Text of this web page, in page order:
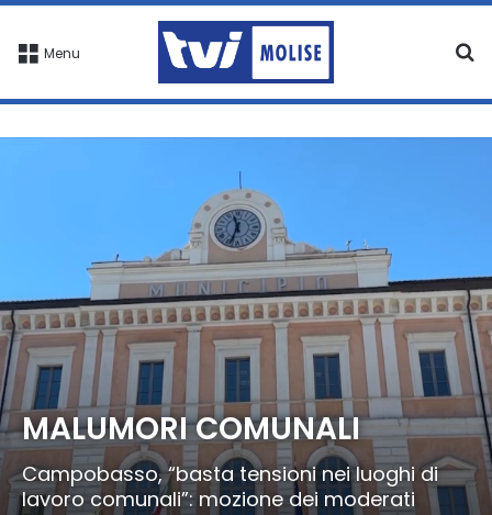
Menu
MALUMORI COMUNALI
Campobasso, “basta tensioni nei luoghi di
lavoro comunali”: mozione dei moderati